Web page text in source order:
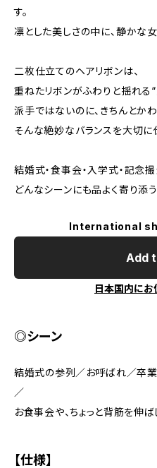
す。
凛とした美しさの中に、静かな
二枚仕立てのヘアリボンは、
重ねたリボンがふわりと揺れる“
派手ではないのに、きちんとかわ
そんな絶妙なバランスを大切に
結婚式・食事会・入学式・記念撮
どんなシーンにも品よく寄り添
International
Add
日本国内にお
◎シーン
結婚式の参列／お呼ばれ／卒
／
お食事会や、ちょっと背筋を伸
【仕様】